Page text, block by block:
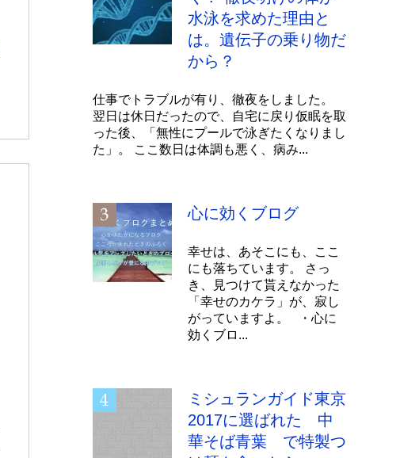
水泳を求めた理由と
は。遺伝子の乗り物だ
から？
仕事でトラブルが有り、徹夜をしました。
翌日は休日だったので、自宅に戻り仮眠を取
った後、「無性にプールで泳ぎたくなりまし
た」。 ここ数日は体調も悪く、病み...
心に効くブログ
幸せは、あそこにも、ここ
にも落ちています。 さっ
き、見つけて貰えなかった
「幸せのカケラ」が、寂し
がっていますよ。 ・心に
効くブロ...
ミシュランガイド東京
2017に選ばれた 中
華そば青葉 で特製つ